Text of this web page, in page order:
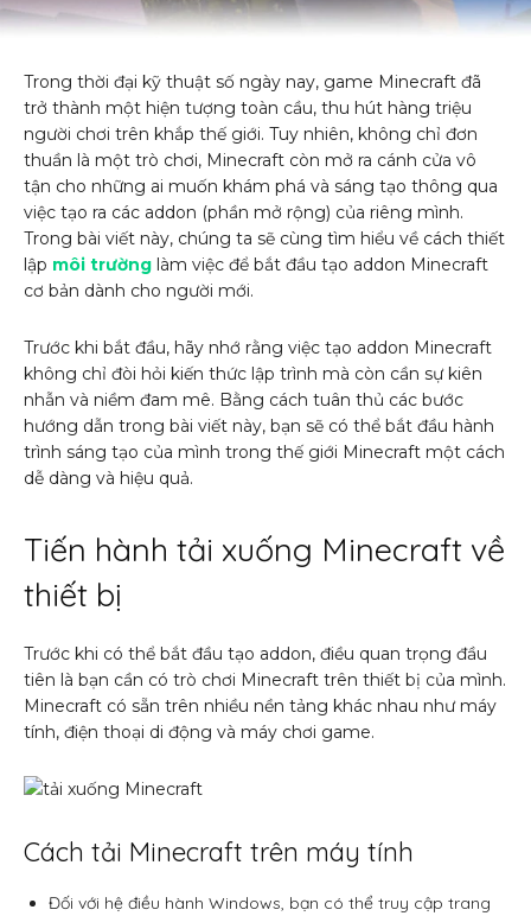
Trong thời đại kỹ thuật số ngày nay, game Minecraft đã
trở thành một hiện tượng toàn cầu, thu hút hàng triệu
người chơi trên khắp thế giới. Tuy nhiên, không chỉ đơn
thuần là một trò chơi, Minecraft còn mở ra cánh cửa vô
tận cho những ai muốn khám phá và sáng tạo thông qua
việc tạo ra các addon (phần mở rộng) của riêng mình.
Trong bài viết này, chúng ta sẽ cùng tìm hiểu về cách thiết
lập môi trường làm việc để bắt đầu tạo addon Minecraft
cơ bản dành cho người mới.
Trước khi bắt đầu, hãy nhớ rằng việc tạo addon Minecraft
không chỉ đòi hỏi kiến thức lập trình mà còn cần sự kiên
nhẫn và niềm đam mê. Bằng cách tuân thủ các bước
hướng dẫn trong bài viết này, bạn sẽ có thể bắt đầu hành
trình sáng tạo của mình trong thế giới Minecraft một cách
dễ dàng và hiệu quả.
Tiến hành tải xuống Minecraft về
thiết bị
Trước khi có thể bắt đầu tạo addon, điều quan trọng đầu
tiên là bạn cần có trò chơi Minecraft trên thiết bị của mình.
Minecraft có sẵn trên nhiều nền tảng khác nhau như máy
tính, điện thoại di động và máy chơi game.
Cách tải Minecraft trên máy tính
Đối với hệ điều hành Windows, bạn có thể truy cập trang